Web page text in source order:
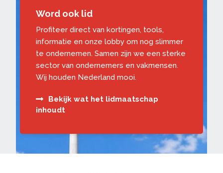
Word ook lid
Profiteer direct van kortingen, tools,
informatie en onze lobby om nog slimmer
te ondernemen. Samen zijn we een sterke
sector van ondernemers en vakmensen.
Wij houden Nederland mooi.
Bekijk wat het lidmaatschap
inhoudt